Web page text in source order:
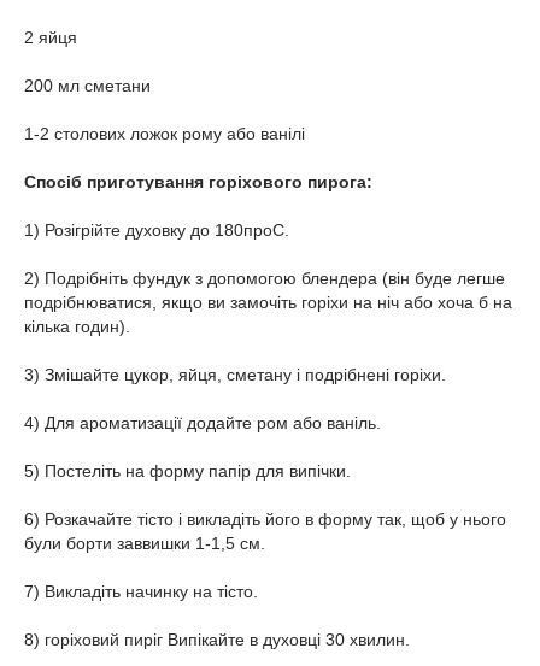
2 яйця
200 мл сметани
1-2 столових ложок рому або ванілі
Спосіб приготування горіхового пирога:
1) Розігрійте духовку до 180проС.
2) Подрібніть фундук з допомогою блендера (він буде легше
подрібнюватися, якщо ви замочіть горіхи на ніч або хоча б на
кілька годин).
3) Змішайте цукор, яйця, сметану і подрібнені горіхи.
4) Для ароматизації додайте ром або ваніль.
5) Постеліть на форму папір для випічки.
6) Розкачайте тісто і викладіть його в форму так, щоб у нього
були борти заввишки 1-1,5 см.
7) Викладіть начинку на тісто.
8) горіховий пиріг Випікайте в духовці 30 хвилин.